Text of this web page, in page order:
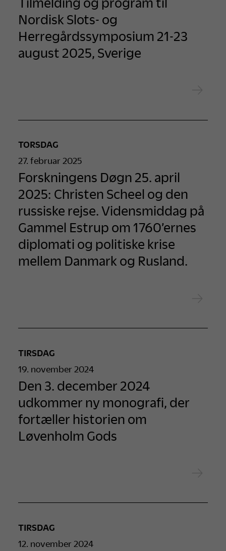
Nordisk Slots- og
Herregårdssymposium 21-23
august 2025, Sverige
TORSDAG
27. februar 2025
Forskningens Døgn 25. april
2025: Christen Scheel og den
russiske rejse. Vidensmiddag på
Gammel Estrup om 1760’ernes
diplomati og politiske krise
mellem Danmark og Rusland.
TIRSDAG
19. november 2024
Den 3. december 2024
udkommer ny monografi, der
fortæller historien om
Løvenholm Gods
TIRSDAG
12. november 2024